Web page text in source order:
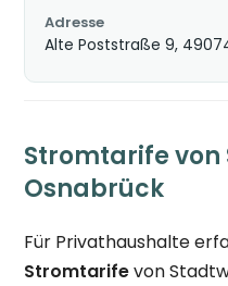
Adresse
Alte Poststraße 9,
Stromtarife von
Osnabrück
Für Privathaushalte
Stromtarifevon